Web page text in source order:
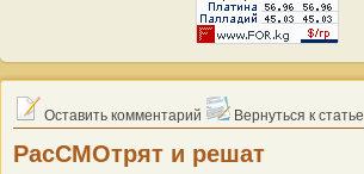
Оставить комментарий Вернуться к статье
РасСМОтрят и решат